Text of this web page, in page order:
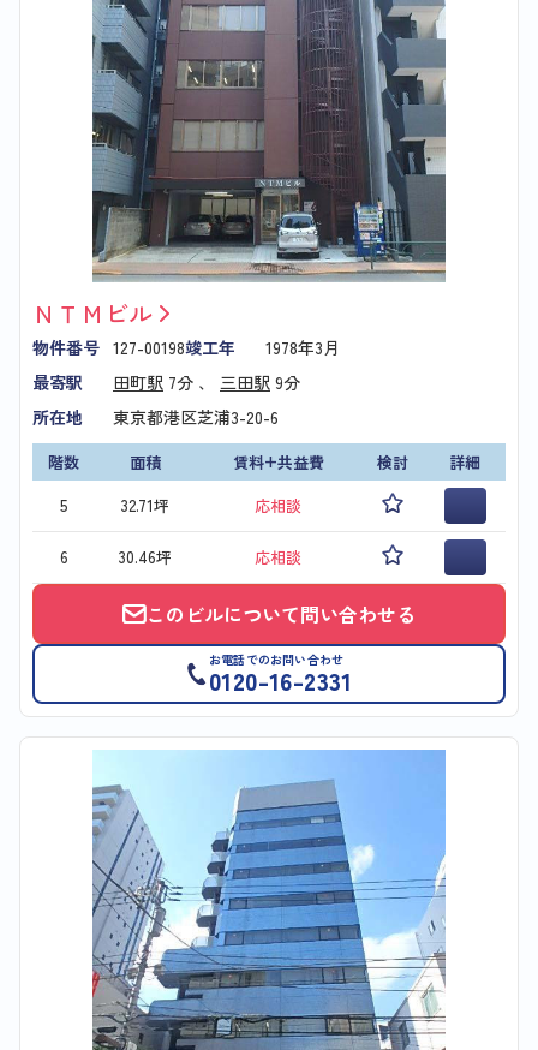
ＮＴＭビル
物件番号 127-00198竣工年
1978年3月
最寄駅
田町駅 7分 、 三田駅 9分
所在地
東京都港区芝浦3-20-6
階数 面積 賃料+共益費 検討
詳細
5
32.71坪 応相談
6 30.46坪 応相談
このビルについて問い合わせる
お電話でのお問い合わせ
0120-16-2331